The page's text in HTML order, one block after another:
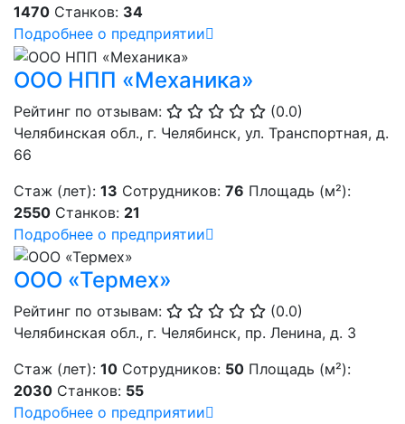
1470 Станков: 34
Подробнее о предприятии
ООО НПП «Механика»
Рейтинг по отзывам:
(0.0)
Челябинская обл., г. Челябинск, ул. Транспортная, д.
66
Стаж (лет): 13 Сотрудников: 76 Площадь (м²):
2550 Станков: 21
Подробнее о предприятии
ООО «Термех»
Рейтинг по отзывам:
(0.0)
Челябинская обл., г. Челябинск, пр. Ленина, д. 3
Стаж (лет): 10 Сотрудников: 50 Площадь (м²):
2030 Станков: 55
Подробнее о предприятии